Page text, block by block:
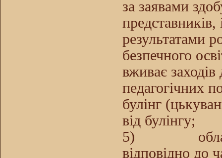
за заявами
результатами
безпечного
вживає
педагогічних
булінг
від булінгу;
5)
відповідно до